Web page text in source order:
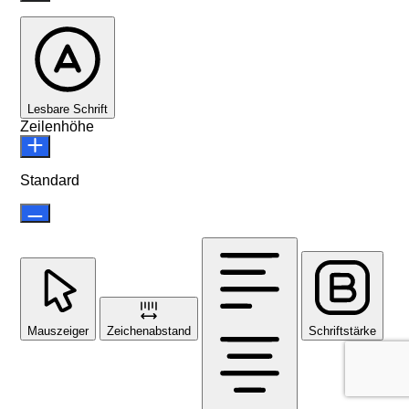
Lesbare Schrift
Zeilenhöhe
Standard
Mauszeiger Zeichenabstand Schriftstärke